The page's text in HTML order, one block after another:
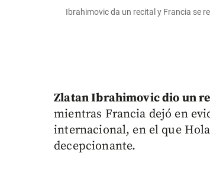
Ibrahimovic da un recital y Francia se
Zlatan Ibrahimovic dio un
mientras Francia dejó en
internacional, en el que
decepcionante.